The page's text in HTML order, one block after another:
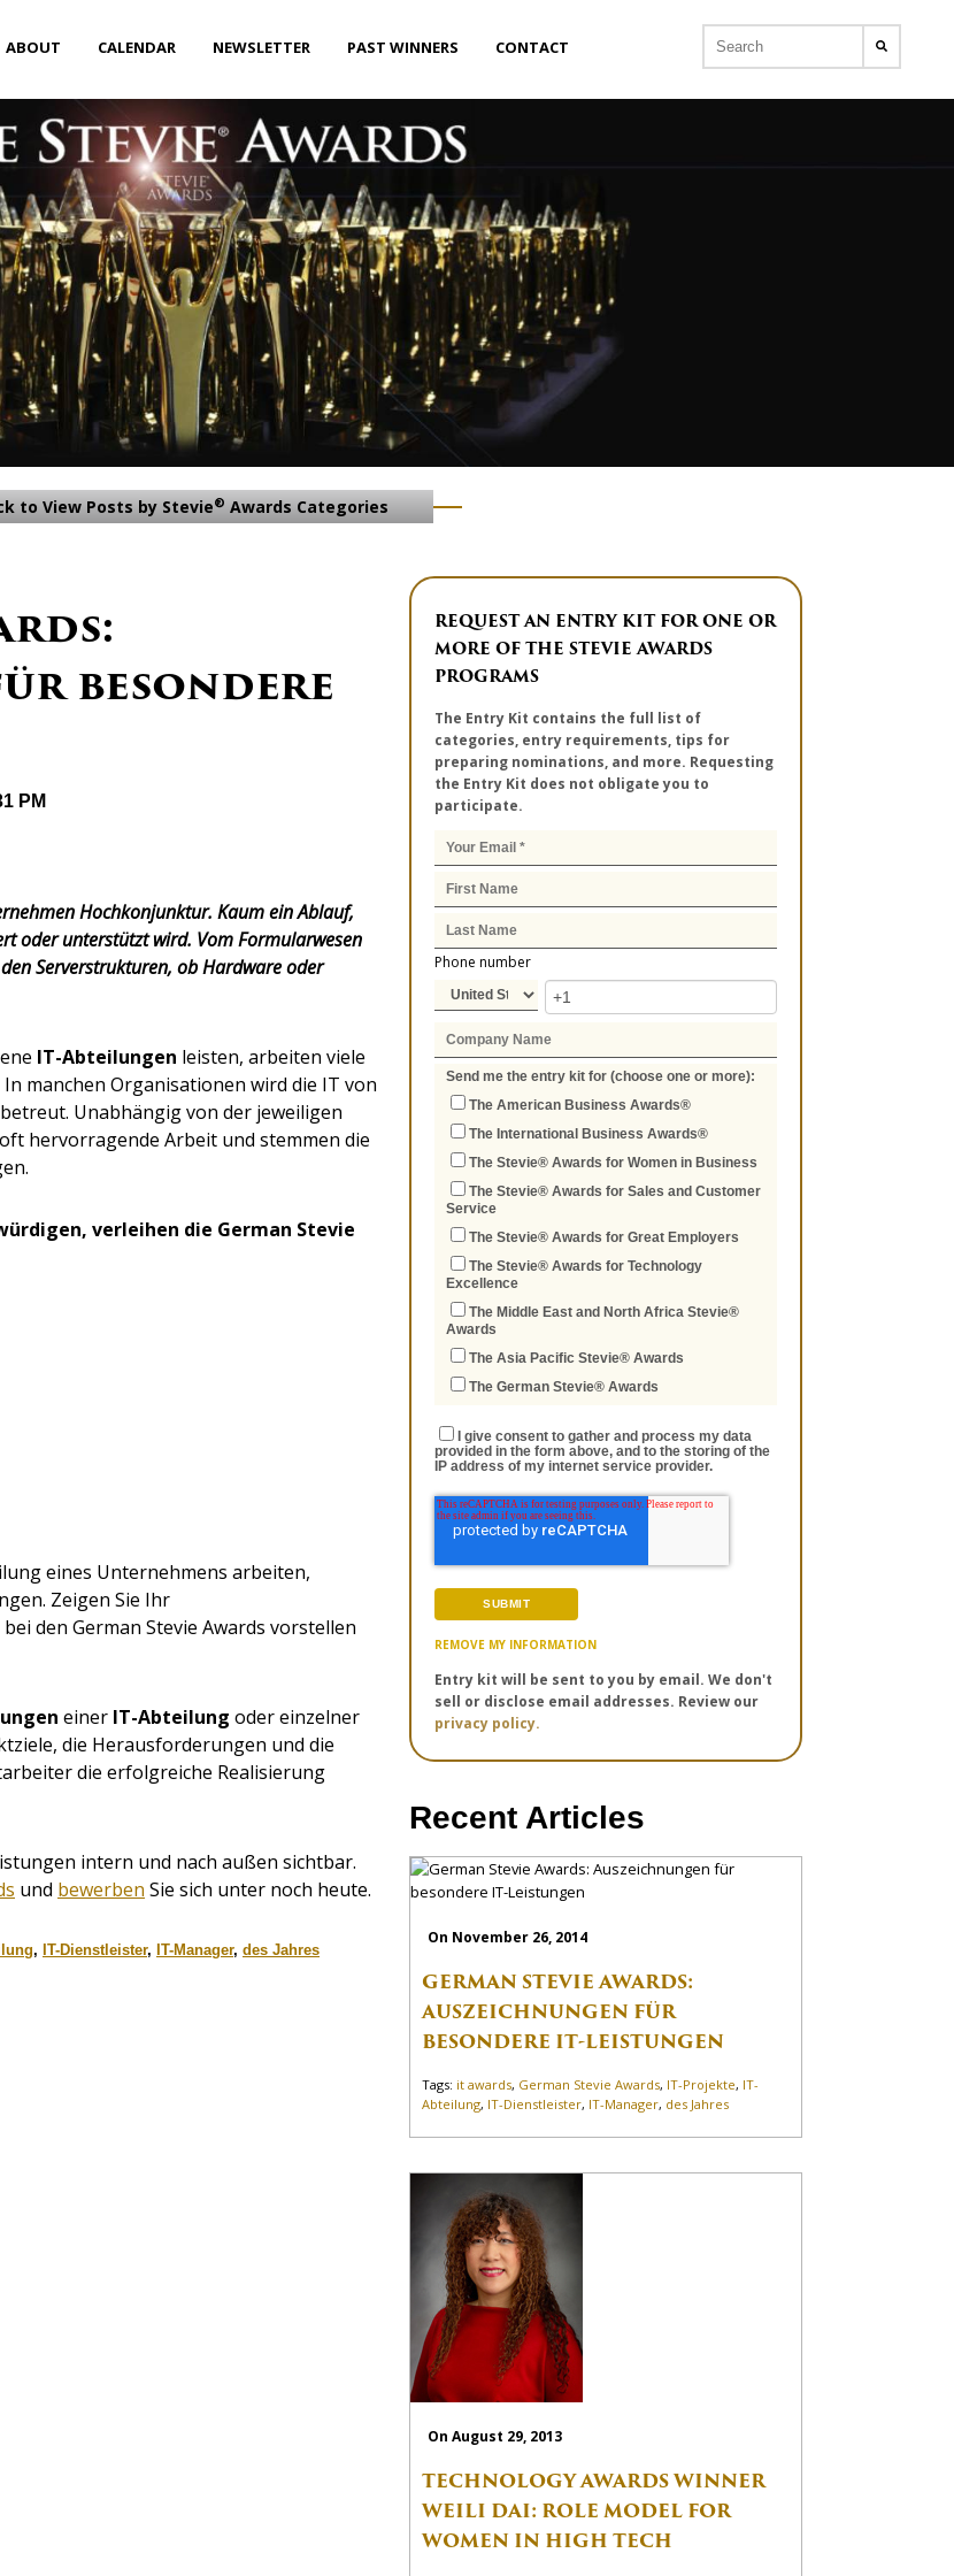
ABOUT CALENDAR NEWSLETTER PAST WINNERS CONTACT
to View Posts by Stevie® Awards Categories
besondere
PM
Hochkonjunktur. Kaum ein Ablauf,
oder unterstützt wird. Vom Formularwesen
Serverstrukturen, ob Hardware oder
IT-Abteilungen leisten, arbeiten viele
In manchen Organisationen wird die IT von
Unabhängig von der jeweiligen
oft hervorragende Arbeit und stemmen die
verleihen die German Stevie
eines Unternehmens arbeiten,
Zeigen Sie Ihr
den German Stevie Awards vorstellen
einer IT-Abteilung oder einzelner
die Herausforderungen und die
die erfolgreiche Realisierung
intern und nach außen sichtbar.
und bewerben Sie sich unter noch heute.
, IT-Dienstleister, IT-Manager, des Jahres
REQUEST AN ENTRY KIT FOR ONE OR
MORE OF THE STEVIE AWARDS
PROGRAMS
The Entry Kit contains the full list of
categories, entry requirements, tips for
preparing nominations, and more. Requesting
the Entry Kit does not obligate you to
participate.
Phone number
Send me the entry kit for (choose one or more):
The American Business Awards®
The International Business Awards®
The Stevie® Awards for Women in Business
The Stevie® Awards for Sales and Customer
Service
The Stevie® Awards for Great Employers
The Stevie® Awards for Technology
Excellence
The Middle East and North Africa Stevie®
Awards
The Asia Pacific Stevie® Awards
The German Stevie® Awards
I give consent to gather and process my data
provided in the form above, and to the storing of the
IP address of my internet service provider.
REMOVE MY INFORMATION
Entry kit will be sent to you by email. We don't
sell or disclose email addresses. Review our
privacy policy.
Recent Articles
On November 26, 2014
GERMAN STEVIE AWARDS:
AUSZEICHNUNGEN FÜR
BESONDERE IT-LEISTUNGEN
Tags: it awards, German Stevie Awards, IT-Projekte, IT-
Abteilung, IT-Dienstleister, IT-Manager, des Jahres
On August 29, 2013
TECHNOLOGY AWARDS WINNER
WEILI DAI: ROLE MODEL FOR
WOMEN IN HIGH TECH